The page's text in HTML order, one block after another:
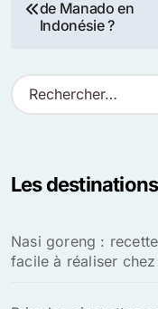
de
l’article
de Manado en
Indonésie ?
R
e
r
e
r
Les
Nasi goreng :
facile à réaliser